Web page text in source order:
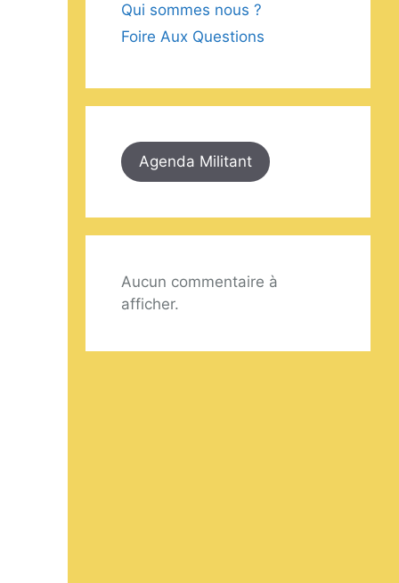
Qui sommes nous ?
Foire Aux Questions
Agenda Militant
Aucun commentaire à
afficher.